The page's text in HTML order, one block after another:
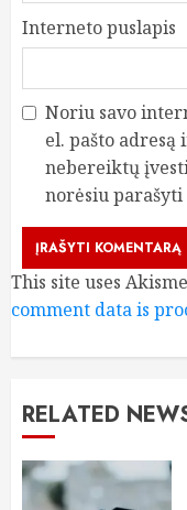
Interneto puslapis
Noriu savo
el. pašto
nebereiktų
norėsiu
This site uses
comment data is
RELATED